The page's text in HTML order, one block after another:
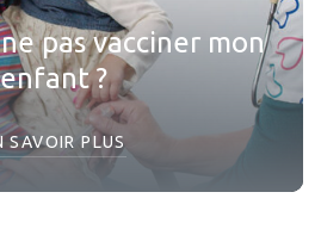
pas vacciner mon
enfant ?
SAVOIR PLUS